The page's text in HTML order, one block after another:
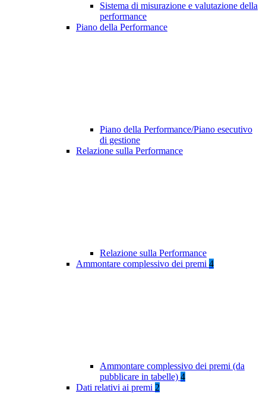
Sistema di misurazione e valutazione della
performance
Piano della Performance
Piano della Performance/Piano esecutivo
di gestione
Relazione sulla Performance
Relazione sulla Performance
Ammontare complessivo dei premi 4
Ammontare complessivo dei premi (da
pubblicare in tabelle) 4
Dati relativi ai premi 2